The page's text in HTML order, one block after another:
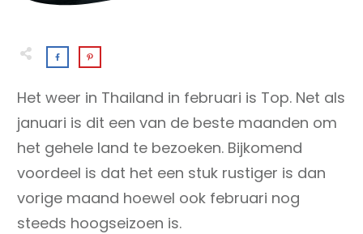
Het weer in Thailand in februari is Top. Net als
januari is dit een van de beste maanden om
het gehele land te bezoeken. Bijkomend
voordeel is dat het een stuk rustiger is dan
vorige maand hoewel ook februari nog
steeds hoogseizoen is.